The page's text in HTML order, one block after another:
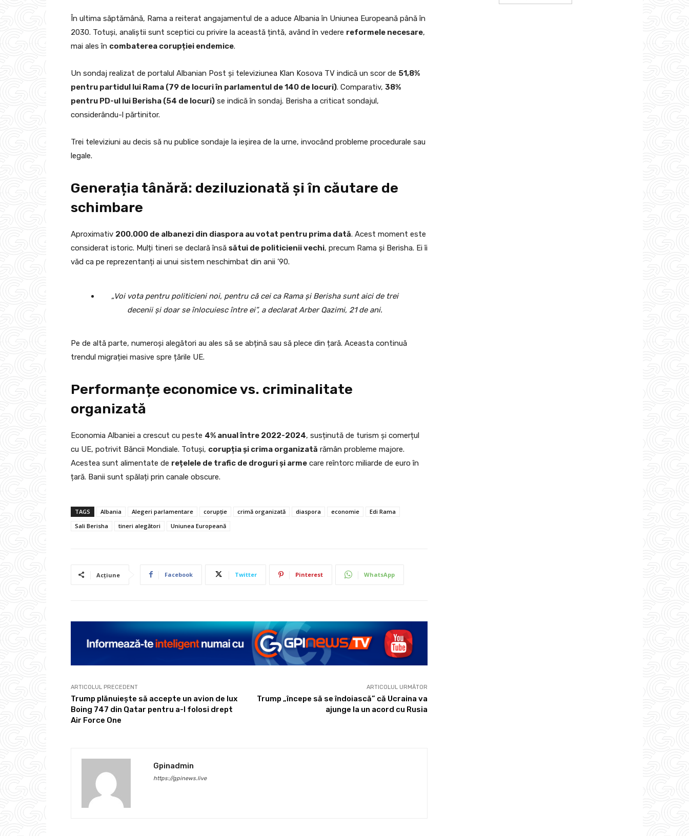
În ultima săptămână, Rama a reiterat angajamentul de a aduce Albania în Uniunea Europeană până în
2030. Totuși, analiștii sunt sceptici cu privire la această țintă, având în vedere reformele necesare,
mai ales în combaterea corupției endemice.
Un sondaj realizat de portalul Albanian Post și televiziunea Klan Kosova TV indică un scor de 51,8%
pentru partidul lui Rama (79 de locuri în parlamentul de 140 de locuri). Comparativ, 38%
pentru PD-ul lui Berisha (54 de locuri) se indică în sondaj. Berisha a criticat sondajul,
considerându-l părtinitor.
Trei televiziuni au decis să nu publice sondaje la ieșirea de la urne, invocând probleme procedurale sau
legale.
Generația tânără: deziluzionată și în căutare de
schimbare
Aproximativ 200.000 de albanezi din diaspora au votat pentru prima dată. Acest moment este
considerat istoric. Mulți tineri se declară însă sătui de politicienii vechi, precum Rama și Berisha. Ei îi
văd ca pe reprezentanți ai unui sistem neschimbat din anii ’90.
„Voi vota pentru politicieni noi, pentru că cei ca Rama și Berisha sunt aici de trei
decenii și doar se înlocuiesc între ei”, a declarat Arber Qazimi, 21 de ani.
Pe de altă parte, numeroși alegători au ales să se abțină sau să plece din țară. Aceasta continuă
trendul migrației masive spre țările UE.
Performanțe economice vs. criminalitate
organizată
Economia Albaniei a crescut cu peste 4% anual între 2022-2024, susținută de turism și comerțul
cu UE, potrivit Băncii Mondiale. Totuși, corupția și crima organizată rămân probleme majore.
Acestea sunt alimentate de rețelele de trafic de droguri și arme care reîntorc miliarde de euro în
țară. Banii sunt spălați prin canale obscure.
TAGS Albania Alegeri parlamentare corupție crimă organizată diaspora economie
Edi Rama
Sali Berisha
tineri alegători Uniunea Europeană
Acțiune Facebook Twitter Pinterest WhatsApp
ARTICOLUL PRECEDENT
Trump plănuiește să accepte un avion de lux
Boing 747 din Qatar pentru a-l folosi drept
Air Force One
ARTICOLUL URMĂTOR
Trump „începe să se îndoiască” că Ucraina va
ajunge la un acord cu Rusia
Gpinadmin
https://gpinews.live